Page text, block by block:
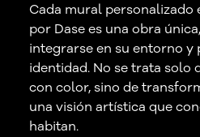
Cada mural personalizado
por Dase es una obra
integrarse en su entorno y
identidad. No se trata solo
con color, sino de
una visión artística que
habitan.